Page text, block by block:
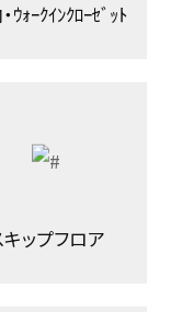
ｳｫｰｸｲﾝｸﾛｰｾﾞｯﾄ
キップフロア